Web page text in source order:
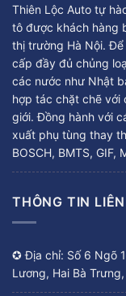
Thiên Lộc Auto tự
tô được khách hàng
thị trường Hà Nội.
cấp đầy đủ chủng
các nước như Nhật
hợp tác chặt chẽ với
giới. Đồng hành với
xuất phụ tùng thay
BOSCH, BMTS, GIF,
THÔNG TIN
✪ Địa chỉ: Số 6 Ngõ
Lương, Hai Bà